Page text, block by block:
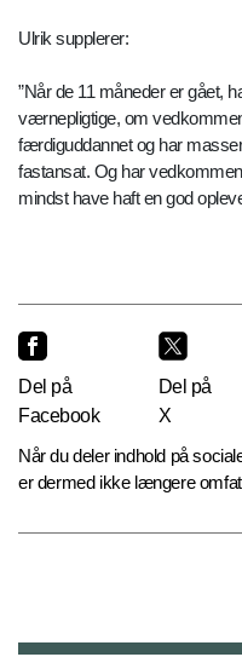
Ulrik supplerer:
”Når de 11 måneder er gået,
værnepligtige, om
færdiguddannet og har
fastansat. Og har
mindst have haft en god
Del på
Facebook
Del på
X
Når du deler indhold på
er dermed ikke længere